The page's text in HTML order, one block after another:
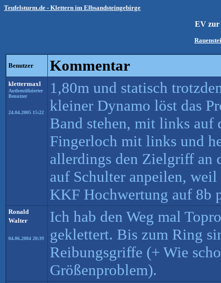
Teufelsturm.de - Klettern im Elbsandsteingebirge
EV zur
Benutzer Kommentar
klettermaxl
Authentifizierter
Benutzer
24.04.2005 15:22
1,80m und statisch
kleiner Dynamo löst das
Band stehen, mit links auf
Fingerloch mit links und
allerdings den Zielgriff an
auf Schulter anpeilen,
KKF Hochwertung auf 8b
Ronald
Walter
04.06.2004 20:39
Ich hab den Weg mal
geklettert. Bis zum Ring
Reibungsgriffe (+ Wie
Größenproblem).